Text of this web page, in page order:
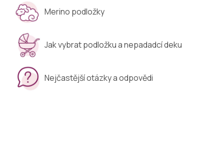
Merino podložky
Jak vybrat podložku a nepadadcí deku
Nejčastější otázky a odpovědi